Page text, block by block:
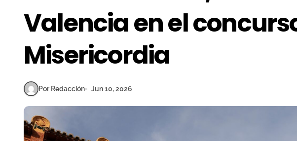
Valencia en el
Misericordia
Por Redacción Jun 10, 2026